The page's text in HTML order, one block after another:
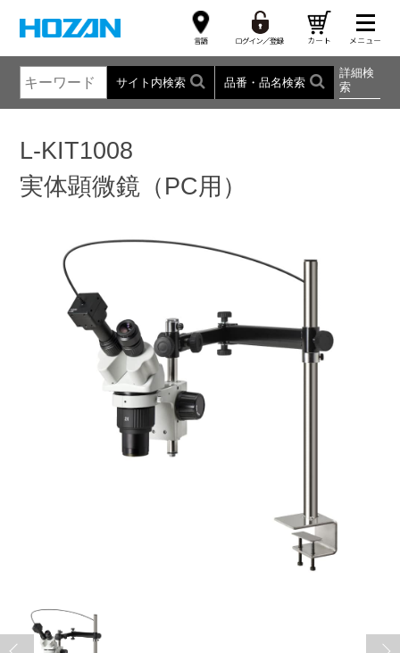
サイト内検索 品番・品名検索
詳細検
索
L-KIT1008
実体顕微鏡（PC用）